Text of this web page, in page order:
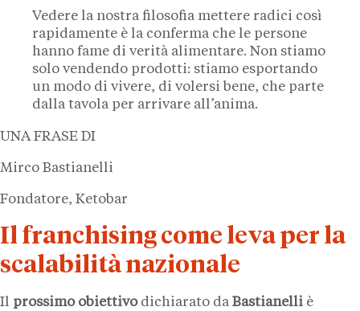
Vedere la nostra filosofia mettere radici così
rapidamente è la conferma che le persone
hanno fame di verità alimentare. Non stiamo
solo vendendo prodotti: stiamo esportando
un modo di vivere, di volersi bene, che parte
dalla tavola per arrivare all’anima.
UNA FRASE DI
Mirco Bastianelli
Fondatore, Ketobar
Il franchising come leva per la
scalabilità nazionale
Il prossimo obiettivo dichiarato da Bastianelli è